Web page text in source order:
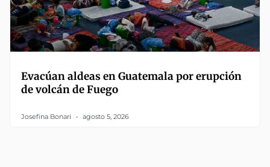
Evacúan aldeas en Guatemala por erupción
de volcán de Fuego
Josefina Bonari agosto 5, 2026